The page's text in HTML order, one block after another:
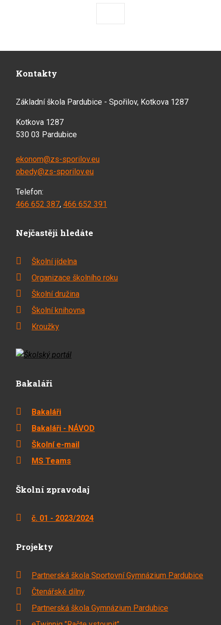
Kontakty
Základní škola Pardubice - Spořilov, Kotkova 1287
Kotkova 1287
530 03 Pardubice
ekonom@zs-sporilov.eu
obedy@zs-sporilov.eu
Telefon:
466 652 387, 466 652 391
Nejčastěji hledáte
Školní jídelna
Organizace školního roku
Školní družina
Školní knihovna
Kroužky
Bakaláři
Bakaláři
Bakaláři - NÁVOD
Školní e-mail
MS Teams
Školní zpravodaj
č. 01 - 2023/2024
Projekty
Partnerská škola Sportovní Gymnázium Pardubice
Čtenářské dílny
Partnerská škola Gymnázium Pardubice